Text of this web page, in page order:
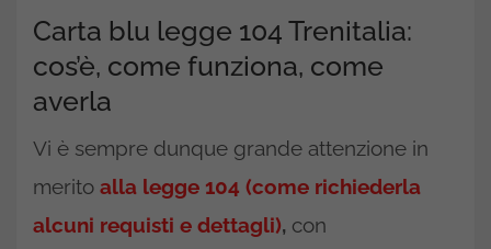
Carta blu legge 104 Trenitalia:
cos’è, come funziona, come
averla
Vi è sempre dunque grande attenzione in
merito alla legge 104 (come richiederla
alcuni requisti e dettagli), con